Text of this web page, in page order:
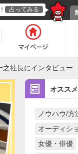
占ってみる
社長にインタビュー
オスス
ノウハウ/方
オーディシ
女優・俳優